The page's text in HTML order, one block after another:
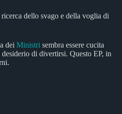
dello svago e della voglia di
dei Ministri sembra essere cucita
di divertirsi. Questo EP, in